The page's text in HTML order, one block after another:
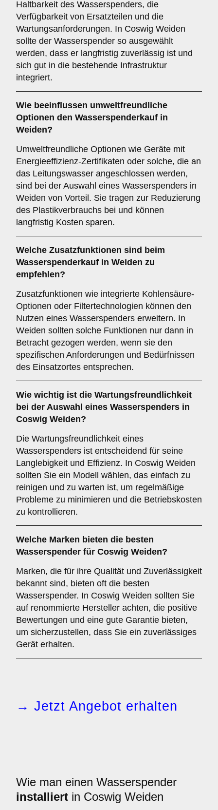
Haltbarkeit des Wasserspenders, die
Verfügbarkeit von Ersatzteilen und die
Wartungsanforderungen. In Coswig Weiden
sollte der Wasserspender so ausgewählt
werden, dass er langfristig zuverlässig ist und
sich gut in die bestehende Infrastruktur
integriert.
Wie beeinflussen umweltfreundliche
Optionen den Wasserspenderkauf in
Weiden?
Umweltfreundliche Optionen wie Geräte mit
Energieeffizienz-Zertifikaten oder solche, die an
das Leitungswasser angeschlossen werden,
sind bei der Auswahl eines Wasserspenders in
Weiden von Vorteil. Sie tragen zur Reduzierung
des Plastikverbrauchs bei und können
langfristig Kosten sparen.
Welche Zusatzfunktionen sind beim
Wasserspenderkauf in Weiden zu
empfehlen?
Zusatzfunktionen wie integrierte Kohlensäure-
Optionen oder Filtertechnologien können den
Nutzen eines Wasserspenders erweitern. In
Weiden sollten solche Funktionen nur dann in
Betracht gezogen werden, wenn sie den
spezifischen Anforderungen und Bedürfnissen
des Einsatzortes entsprechen.
Wie wichtig ist die Wartungsfreundlichkeit
bei der Auswahl eines Wasserspenders in
Coswig Weiden?
Die Wartungsfreundlichkeit eines
Wasserspenders ist entscheidend für seine
Langlebigkeit und Effizienz. In Coswig Weiden
sollten Sie ein Modell wählen, das einfach zu
reinigen und zu warten ist, um regelmäßige
Probleme zu minimieren und die Betriebskosten
zu kontrollieren.
Welche Marken bieten die besten
Wasserspender für Coswig Weiden?
Marken, die für ihre Qualität und Zuverlässigkeit
bekannt sind, bieten oft die besten
Wasserspender. In Coswig Weiden sollten Sie
auf renommierte Hersteller achten, die positive
Bewertungen und eine gute Garantie bieten,
um sicherzustellen, dass Sie ein zuverlässiges
Gerät erhalten.
→ Jetzt Angebot erhalten
Wie man einen Wasserspender
installiert in Coswig Weiden